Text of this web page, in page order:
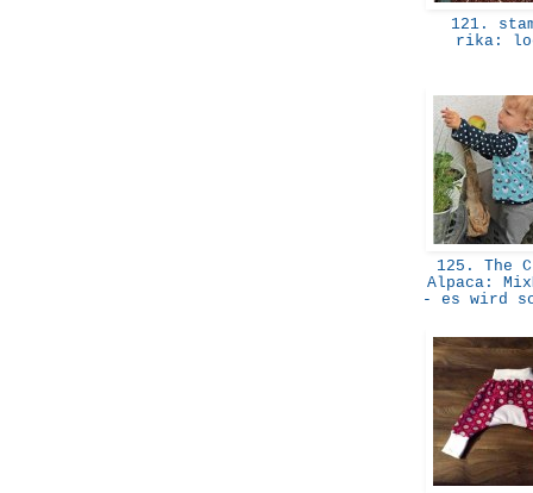
121.
rika:
125. The
Alpaca:
- es wird